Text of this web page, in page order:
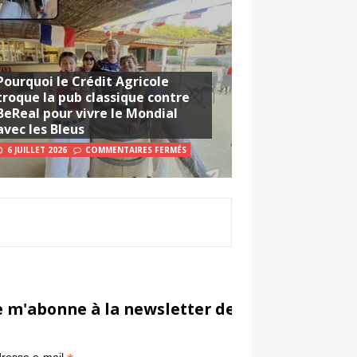
le Crédit Agricole
la pub classique contre
pour vivre le Mondial
les Bleus
6 JUILLET 2026 COMMENTAIRES FERMÉS
m'abonne à la newsletter de